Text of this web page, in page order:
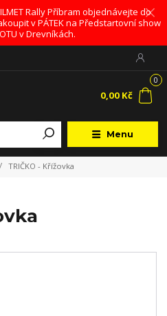
Rally Příbram objednávejte do
v PÁTEK na Předstartovní show
v Drevníkách.
Menu
0
0,00 Kč
TRIČKO - Křížovka